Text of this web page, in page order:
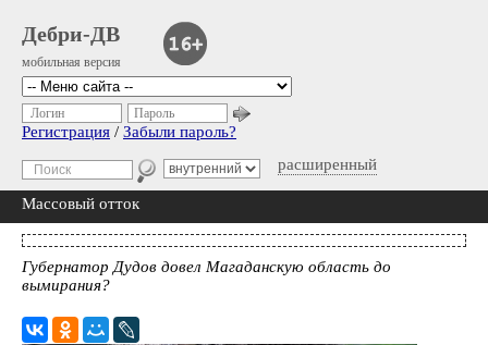
Дебри-ДВ
мобильная версия
расширенный
Логин Пароль
Регистрация / Забыли пароль?
Массовый отток
Губернатор Дудов довел Магаданскую область до
вымирания?